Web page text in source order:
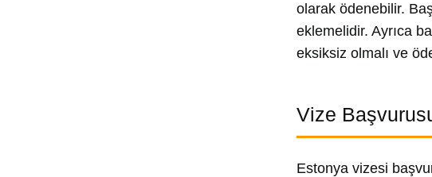
olarak ödenebilir.
eklemelidir. Ayrıca
eksiksiz olmalı ve
Vize
Estonya vizesi